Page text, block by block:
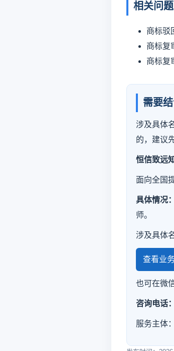
相关问题
商标驳
商标复
商标复
需要
涉及具体
的，建议
恒信致远
面向全国
具体情况：
师。
涉及具体
查看业
也可在微
咨询电话：
服务主体